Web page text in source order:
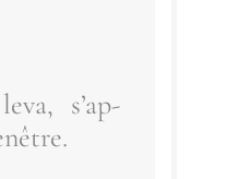
s’ap­